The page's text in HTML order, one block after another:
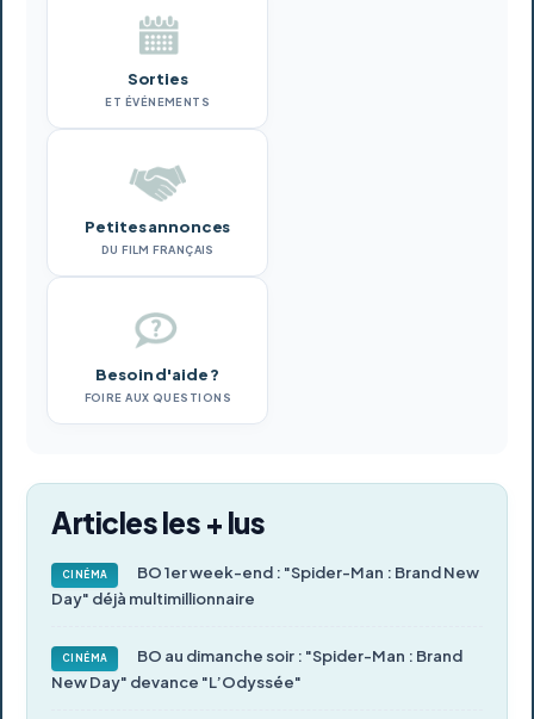
Sorties
ET ÉVÉNEMENTS
Petites annonces
DU FILM FRANÇAIS
Besoin d'aide ?
FOIRE AUX QUESTIONS
Articles les + lus
CINÉMA
BO 1er week-end : "Spider-Man : Brand New
Day" déjà multimillionnaire
CINÉMA
BO au dimanche soir : "Spider-Man : Brand
New Day" devance "L’Odyssée"